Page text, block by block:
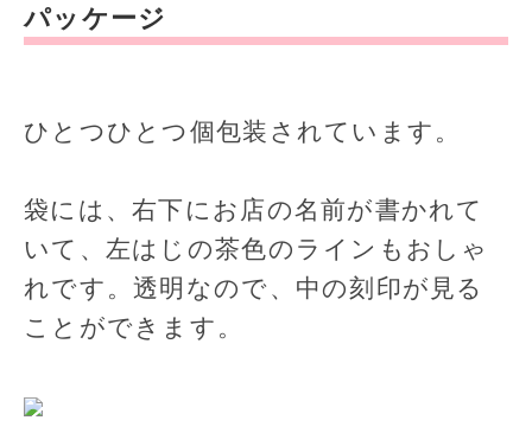
パッケージ
ひとつひとつ個包装されています。
袋には、右下にお店の名前が書かれて
いて、左はじの茶色のラインもおしゃ
れです。透明なので、中の刻印が見る
ことができます。